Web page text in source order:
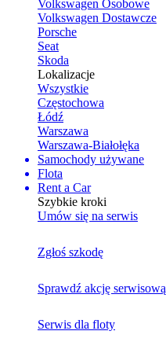
Volkswagen Osobowe
Volkswagen Dostawcze
Porsche
Seat
Skoda
Lokalizacje
Wszystkie
Częstochowa
Łódź
Warszawa
Warszawa-Białołęka
Samochody używane
Flota
Rent a Car
Szybkie kroki
Umów się na serwis
Zgłoś szkodę
Sprawdź akcję serwisową
Serwis dla floty